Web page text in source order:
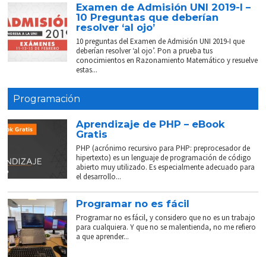
Examen de Admisión UNI 2019-I –
10 Preguntas que deberían
resolver ‘al ojo’
10 preguntas del Examen de Admisión UNI 2019-I que
deberían resolver ‘al ojo’. Pon a prueba tus
conocimientos en Razonamiento Matemático y resuelve
estas...
Programación
Aprendizaje de PHP – eBook
Gratis
PHP (acrónimo recursivo para PHP: preprocesador de
hipertexto) es un lenguaje de programación de código
abierto muy utilizado. Es especialmente adecuado para
el desarrollo...
Programar no es fácil
Programar no es fácil, y considero que no es un trabajo
para cualquiera. Y que no se malentienda, no me refiero
a que aprender...